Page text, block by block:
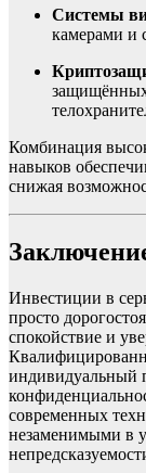
Системы
камерами и
Комбинация
навыков
снижая
Инвестиции в
просто
спокойствие и
индивидуальный
современных
незаменимыми в